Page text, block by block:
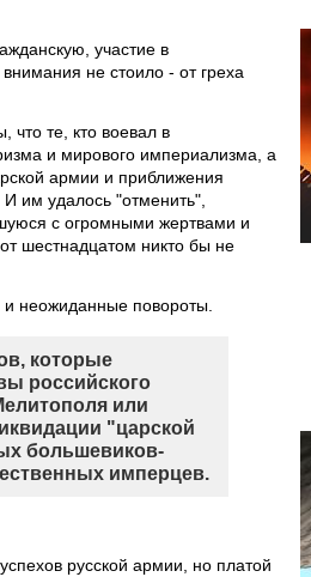
участие в
не стоило - от греха
что те, кто воевал в
и мирового империализма, а
армии и приближения
им удалось "отменить",
с огромными жертвами и
шестнадцатом никто бы не
неожиданные повороты.
которые
российского
или
"царской
большевиков-
имперцев.
русской армии, но платой